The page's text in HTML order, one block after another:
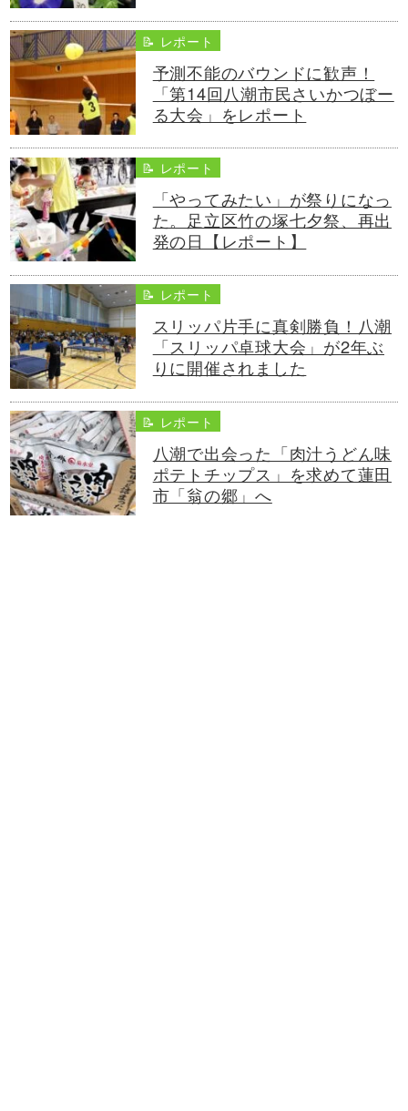
📝 レポート
予測不能のバウンドに歓声！
「第14回八潮市民さいかつぼー
る大会」をレポート
📝 レポート
「やってみたい」が祭りになっ
た。足立区竹の塚七夕祭、再出
発の日【レポート】
📝 レポート
スリッパ片手に真剣勝負！八潮
「スリッパ卓球大会」が2年ぶ
りに開催されました
📝 レポート
八潮で出会った「肉汁うどん味
ポテトチップス」を求めて蓮田
市「翁の郷」へ